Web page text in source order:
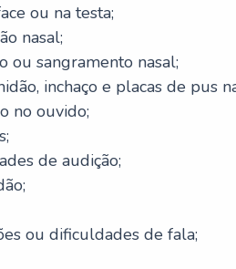
ou na testa;
nasal;
ou sangramento nasal;
inchaço e placas de pus
no ouvido;
de audição;
ou dificuldades de fala;